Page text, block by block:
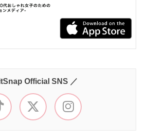
Official SNS ／